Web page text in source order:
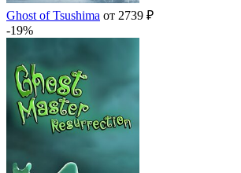
Ghost of Tsushima от 2739 ₽
-19%